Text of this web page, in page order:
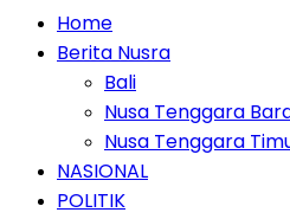
Home
Berita Nusra
Bali
Nusa Tenggara
Nusa Tenggara
NASIONAL
POLITIK